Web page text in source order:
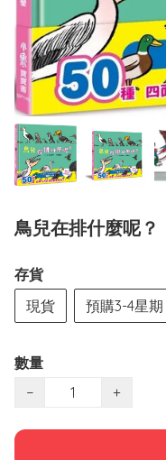
鳥兒在排什麼呢？
存貨
現貨
預購3-4星期
數量
−
+